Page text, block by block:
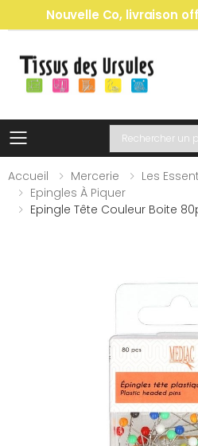
Nouvelle Co, livraison
Toggle mobile
Recherche
Accueil
Mercerie Les
Epingles À Piquer
Epingle Tête Couleur Boite